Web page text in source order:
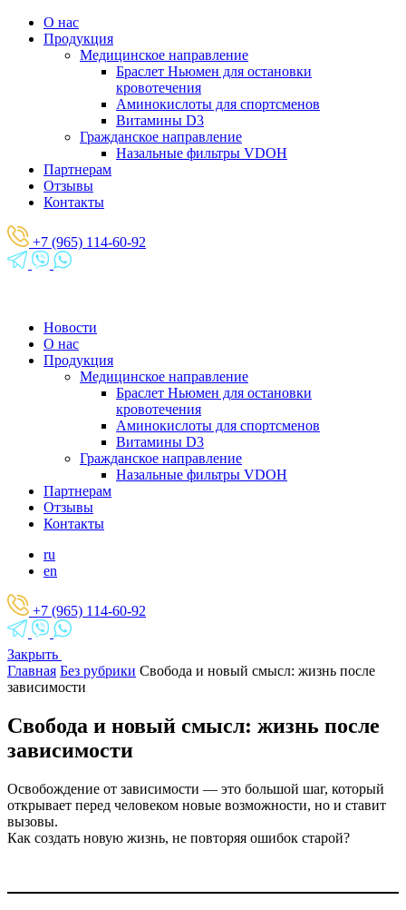
О нас
Продукция
Медицинское направление
Браслет Ньюмен для остановки
кровотечения
Аминокислоты для спортсменов
Витамины D3
Гражданское направление
Назальные фильтры VDOH
Партнерам
Отзывы
Контакты
+7 (965) 114-60-92
Новости
О нас
Продукция
Медицинское направление
Браслет Ньюмен для остановки
кровотечения
Аминокислоты для спортсменов
Витамины D3
Гражданское направление
Назальные фильтры VDOH
Партнерам
Отзывы
Контакты
ru
en
+7 (965) 114-60-92
Закрыть
Главная Без рубрики Свобода и новый смысл: жизнь после
зависимости
Свобода и новый смысл: жизнь после
зависимости
Освобождение от зависимости — это большой шаг, который
открывает перед человеком новые возможности, но и ставит
вызовы.
Как создать новую жизнь, не повторяя ошибок старой?